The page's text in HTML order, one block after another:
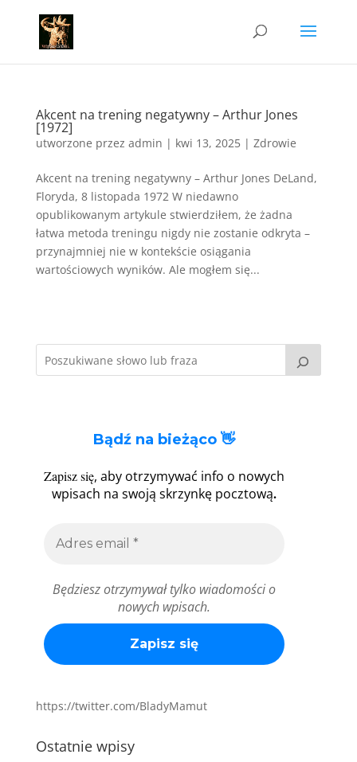
Akcent na trening negatywny – Arthur Jones
[1972]
utworzone przez admin | kwi 13, 2025| Zdrowie
Akcent na trening negatywny – Arthur Jones DeLand,
Floryda, 8 listopada 1972 W niedawno
opublikowanym artykule stwierdziłem, że żadna
łatwa metoda treningu nigdy nie zostanie odkryta –
przynajmniej nie w kontekście osiągania
wartościowych wyników. Ale mogłem się...
Bądź na bieżąco 👋
Zapisz się, aby otrzymywać info o nowych
wpisach na swoją skrzynkę pocztową.
Będziesz otrzymywał tylko wiadomości o
nowych wpisach.
https://twitter.com/BladyMamut
Ostatnie wpisy